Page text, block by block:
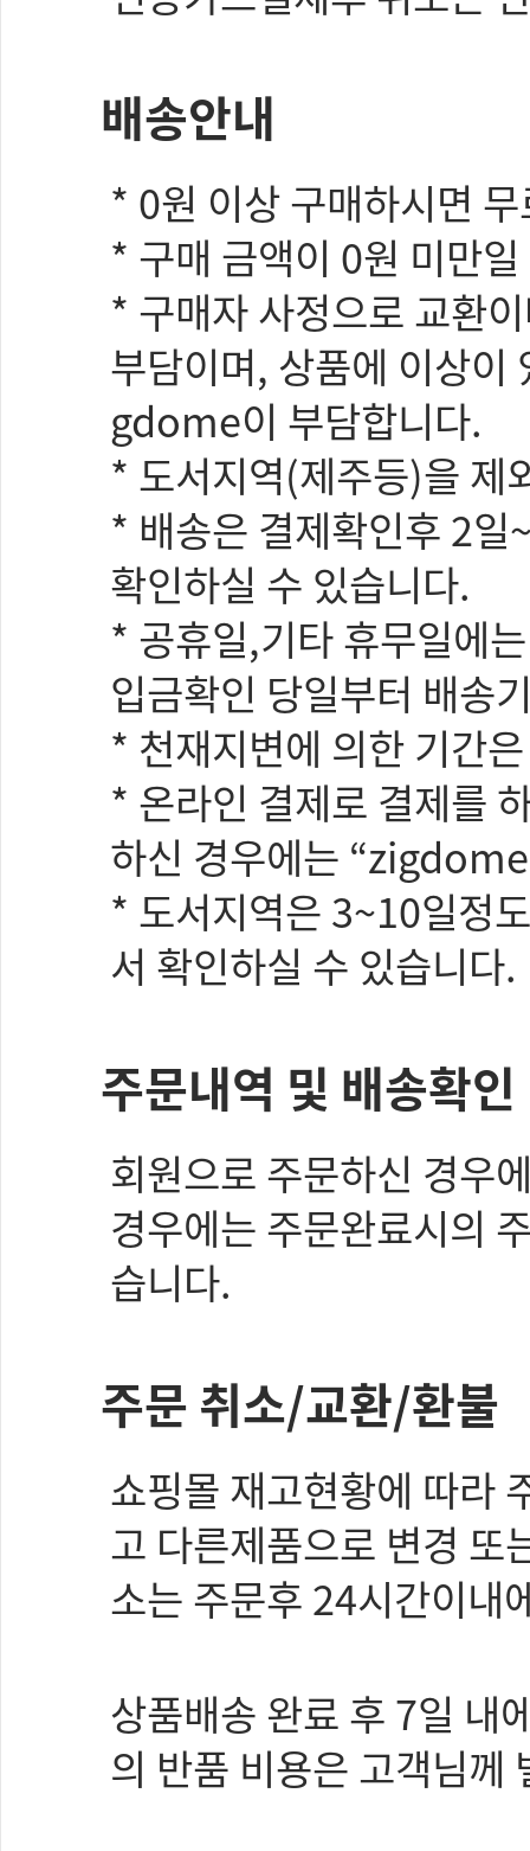
배송안내
* 0원 이상 구매하시면
* 구매 금액이 0원 미만
* 구매자 사정으로 교환
부담이며, 상품에 이상이
gdome이 부담합니다.
* 도서지역(제주등)을 제
* 배송은 결제확인후 2
확인하실 수 있습니다.
* 공휴일,기타 휴무일에
입금확인 당일부터 배송
* 천재지변에 의한 기간
* 온라인 결제로 결제를
하신 경우에는
* 도서지역은 3~10일정
서 확인하실 수 있습니다.
주문내역 및 배송확인
회원으로 주문하신 경우
경우에는 주문완료시의
습니다.
주문 취소/교환/환불
쇼핑몰 재고현황에 따라
고 다른제품으로 변경 또
소는 주문후 24시간이내
상품배송 완료 후 7일 내
의 반품 비용은 고객님께